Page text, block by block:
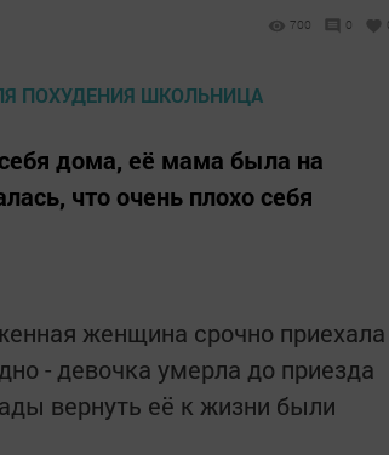
700 0
дома, её мама была на
что очень плохо себя
женщина срочно приехала
- девочка умерла до приезда
вернуть её к жизни были